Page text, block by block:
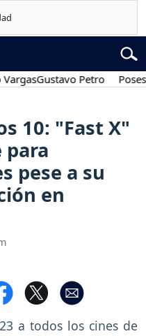
Gustavo Petro Posesión
10: "Fast X"
para
pese a su
en